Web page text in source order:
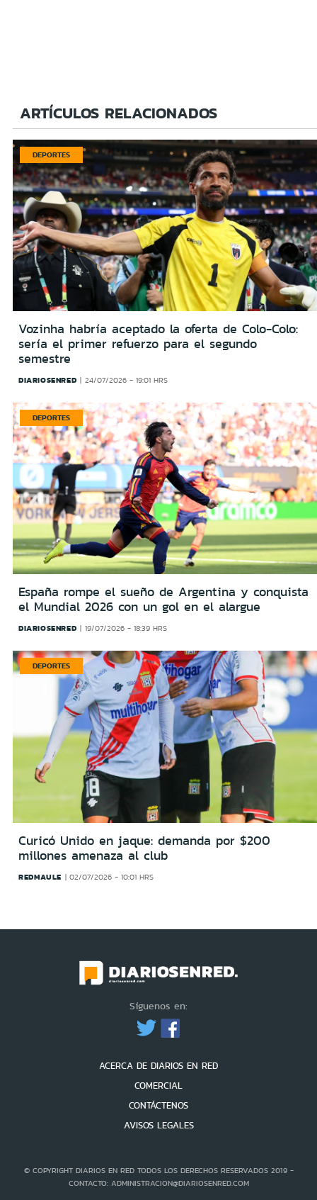
ARTÍCULOS RELACIONADOS
DEPORTES
Vozinha habría aceptado la oferta de Colo-Colo:
sería el primer refuerzo para el segundo
semestre
DIARIOSENRED 24/07/2026 - 19:01 HRS
DEPORTES
España rompe el sueño de Argentina y conquista
el Mundial 2026 con un gol en el alargue
DIARIOSENRED 19/07/2026 - 18:39 HRS
DEPORTES
Curicó Unido en jaque: demanda por $200
millones amenaza al club
REDMAULE 02/07/2026 - 10:01 HRS
Síguenos en:
ACERCA DE DIARIOS EN RED
COMERCIAL
CONTÁCTENOS
AVISOS LEGALES
© COPYRIGHT DIARIOS EN RED TODOS LOS DERECHOS RESERVADOS 2019 -
CONTACTO: ADMINISTRACION@DIARIOSENRED.COM